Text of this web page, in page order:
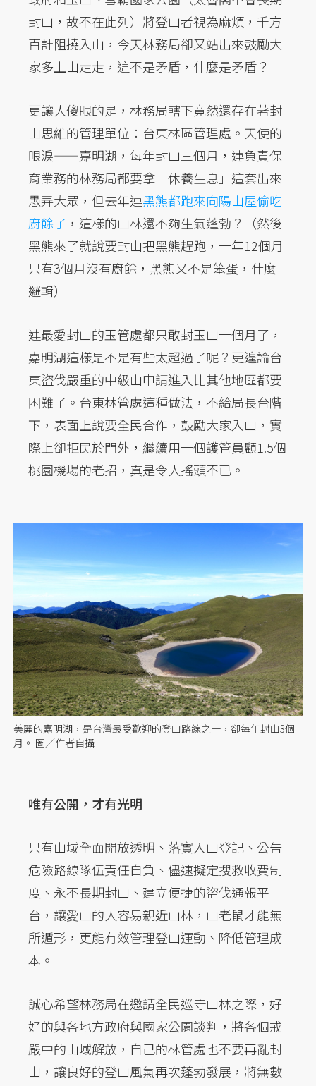
封山，故不在此列）將登山者視為麻煩，千方
百計阻撓入山，今天林務局卻又站出來鼓勵大
家多上山走走，這不是矛盾，什麼是矛盾？
更讓人傻眼的是，林務局轄下竟然還存在著封
山思維的管理單位：台東林區管理處。天使的
眼淚——嘉明湖，每年封山三個月，連負責保
育業務的林務局都要拿「休養生息」這套出來
愚弄大眾，但去年連黑熊都跑來向陽山屋偷吃
廚餘了 ，這樣的山林還不夠生氣蓬勃？（然後
黑熊來了就說要封山把黑熊趕跑，一年12個月
只有3個月沒有廚餘，黑熊又不是笨蛋，什麼
邏輯）
連最愛封山的玉管處都只敢封玉山一個月了，
嘉明湖這樣是不是有些太超過了呢？更遑論台
東盜伐嚴重的中級山申請進入比其他地區都要
困難了。台東林管處這種做法，不給局長台階
下，表面上說要全民合作，鼓勵大家入山，實
際上卻拒民於門外，繼續用一個護管員顧1.5個
桃園機場的老招，真是令人搖頭不已。
美麗的嘉明湖，是台灣最受歡迎的登山路線之一，卻每年封山3個
月。 圖／作者自攝
唯有公開，才有光明
只有山域全面開放透明、落實入山登記、公告
危險路線隊伍責任自負、儘速擬定搜救收費制
度、永不長期封山、建立便捷的盜伐通報平
台，讓愛山的人容易親近山林，山老鼠才能無
所遁形，更能有效管理登山運動、降低管理成
本。
誠心希望林務局在邀請全民巡守山林之際，好
好的與各地方政府與國家公園談判，將各個戒
嚴中的山域解放，自己的林管處也不要再亂封
山，讓良好的登山風氣再次蓬勃發展，將無數